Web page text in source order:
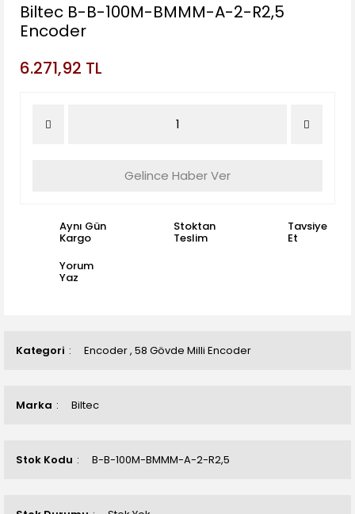
Kategori Encoder, 58 Gövde Milli Encoder
Marka Biltec
Stok Kodu B-B-100M-BMMM-A-2-R2,5
Biltec B-B-100M-BMMM-A-2-R2,5
Encoder
6.271,92 TL
Gelince Haber Ver
Aynı Gün
Kargo
Stoktan
Teslim
Tavsiye
Et
Yorum
Yaz